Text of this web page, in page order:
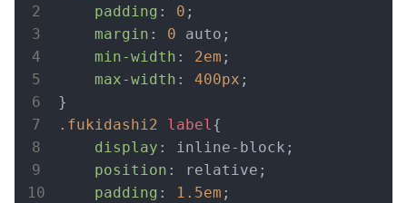
padding : 0 ;
margin : 0 auto;
min-width : 2em ;
max-width : 400px ;
.fukidashi2
label{
display : inline-block;
position : relative;
padding : 1.5em ;